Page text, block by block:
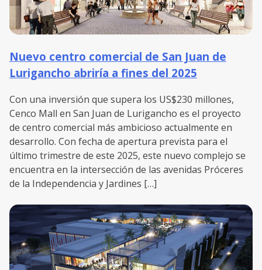
Nuevo centro comercial de San Juan de
Lurigancho abriría a fines del 2025
Con una inversión que supera los US$230 millones,
Cenco Mall en San Juan de Lurigancho es el proyecto
de centro comercial más ambicioso actualmente en
desarrollo. Con fecha de apertura prevista para el
último trimestre de este 2025, este nuevo complejo se
encuentra en la intersección de las avenidas Próceres
de la Independencia y Jardines […]